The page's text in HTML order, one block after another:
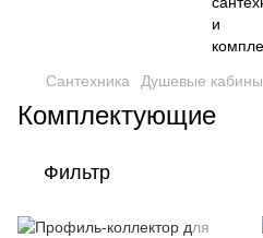
Сантехника Душевые кабины
Комплектующие
Фильтр